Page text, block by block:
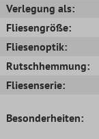
Verlegung als:
Fliesengröße:
Fliesenoptik:
Rutschhemmung:
Fliesenserie:
Besonderheiten: